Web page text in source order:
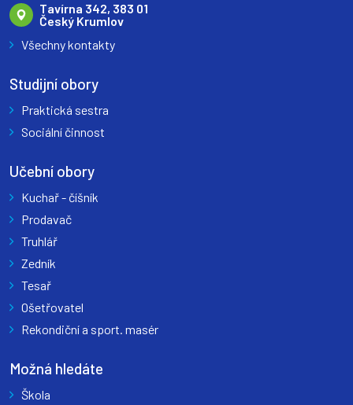
Tavírna 342, 383 01
Český Krumlov
Všechny kontakty
Studijní obory
Praktická sestra
Sociální činnost
Učební obory
Kuchař - číšník
Prodavač
Truhlář
Zedník
Tesař
Ošetřovatel
Rekondiční a sport. masér
Možná hledáte
Škola